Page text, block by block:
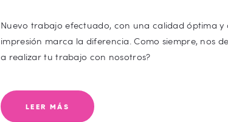
Nuevo trabajo efectuado, con una calidad óptima
impresión marca la diferencia. Como siempre, nos
a realizar tu trabajo con nosotros?
LEER MÁS